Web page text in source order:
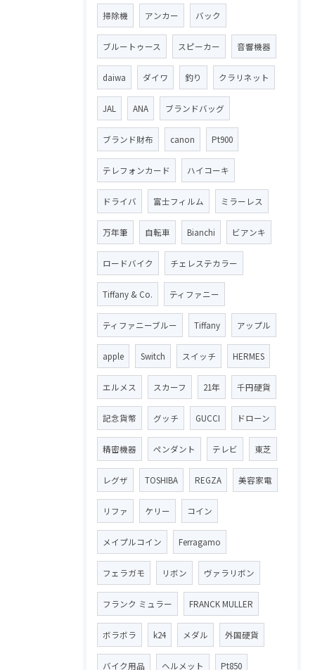
掃除機 アンカー バック
ブルートゥース スピーカー 音響機器
daiwa ダイワ 釣り クラリネット
JAL ANA ブランドバッグ
ブランド財布 canon Pt900
テレフォンカード ハイコーキ
ドライバ 富士フィルム ミラーレス
万年筆 自転車 Bianchi ビアンキ
ロードバイク チェレステカラー
Tiffany & Co. ティファニー
ティファニーブルー Tiffany アップル
apple Switch スイッチ HERMES
エルメス スカーフ 21年 千円硬貨
記念貨幣 グッチ GUCCI ドローン
精密機器 ペンダント テレビ 東芝
レグザ TOSHIBA REGZA 美容家電
リファ ケリー コイン
メイプルコイン Ferragamo
フェラガモ リボン ヴァラリボン
フランク ミュラー FRANCK MULLER
ボラボラ k24 メダル 外国硬貨
バイク用品 ヘルメット Pt850